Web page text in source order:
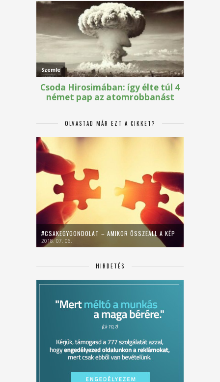
OLVASTAD MÁR EZT A CIKKET?
#CSAKEGYGONDOLAT – AMIKOR ÖSSZEÁLL A KÉP
2018. 07. 06.
HIRDETÉS